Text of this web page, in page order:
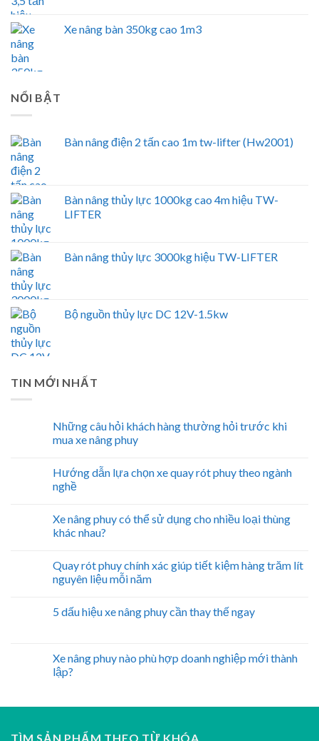
Xe nâng bàn 350kg cao 1m3
NỔI BẬT
Bàn nâng điện 2 tấn cao 1m tw-lifter (Hw2001)
Bàn nâng thủy lực 1000kg cao 4m hiệu TW-
LIFTER
Bàn nâng thủy lực 3000kg hiệu TW-LIFTER
Bộ nguồn thủy lực DC 12V-1.5kw
TIN MỚI NHẤT
Những câu hỏi khách hàng thường hỏi trước khi
mua xe nâng phuy
Hướng dẫn lựa chọn xe quay rót phuy theo ngành
nghề
Xe nâng phuy có thể sử dụng cho nhiều loại thùng
khác nhau?
Quay rót phuy chính xác giúp tiết kiệm hàng trăm lít
nguyên liệu mỗi năm
5 dấu hiệu xe nâng phuy cần thay thế ngay
Xe nâng phuy nào phù hợp doanh nghiệp mới thành
lập?
TÌM SẢN PHẨM THEO TỪ KHÓA